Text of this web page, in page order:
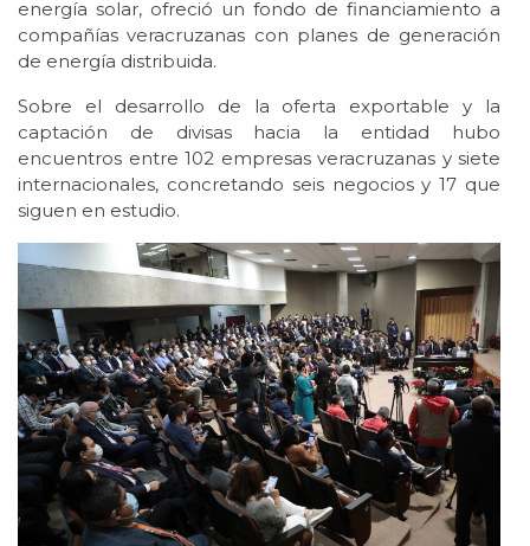
energía solar, ofreció un fondo de financiamiento a
compañías veracruzanas con planes de generación
de energía distribuida.
Sobre el desarrollo de la oferta exportable y la
captación de divisas hacia la entidad hubo
encuentros entre 102 empresas veracruzanas y siete
internacionales, concretando seis negocios y 17 que
siguen en estudio.